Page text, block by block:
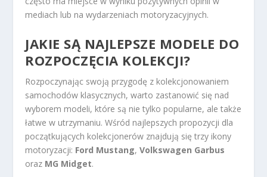
mediach lub na wydarzeniach motoryzacyjnych.
JAKIE SĄ NAJLEPSZE MODELE DO
ROZPOCZĘCIA KOLEKCJI?
Rozpoczynając swoją przygodę z kolekcjonowaniem
samochodów klasycznych, warto zastanowić się nad
wyborem modeli, które są nie tylko popularne, ale także
łatwe w utrzymaniu. Wśród najlepszych propozycji dla
początkujących kolekcjonerów znajdują się trzy ikony
motoryzacji: Ford Mustang,Volkswagen Garbus
oraz MG Midget.